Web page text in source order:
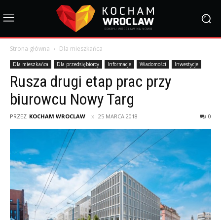
Strona główna Dla mieszkańca
Dla mieszkańca Dla przedsiębiorcy Informacje Wiadomości Inwestycje
Rusza drugi etap prac przy
biurowcu Nowy Targ
PRZEZ KOCHAM WROCLAW 25 MARCA 2018 0